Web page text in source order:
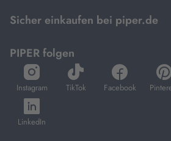
Sicher einkaufen bei piper.de
PIPER folgen
Instagram
öffnet
in
neuem
Tab
TikTok
öffnet
in
Facebook
öffnet
in
in
LinkedIn
öffnet
in